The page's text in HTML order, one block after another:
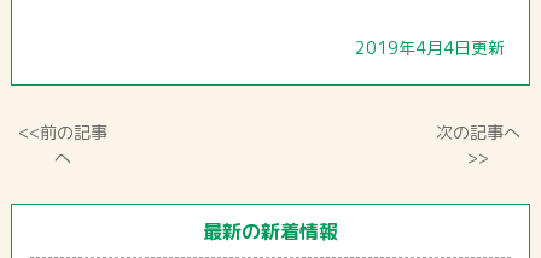
2019年4月4日更新
<<前の記事
へ
次の記事へ
>>
最新の新着情報